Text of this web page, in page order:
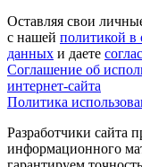
Оставляя свои
с нашей политикой в
данных и даете
Соглашение об
интернет-сайта
Политика
Разработчики сайта
информационного